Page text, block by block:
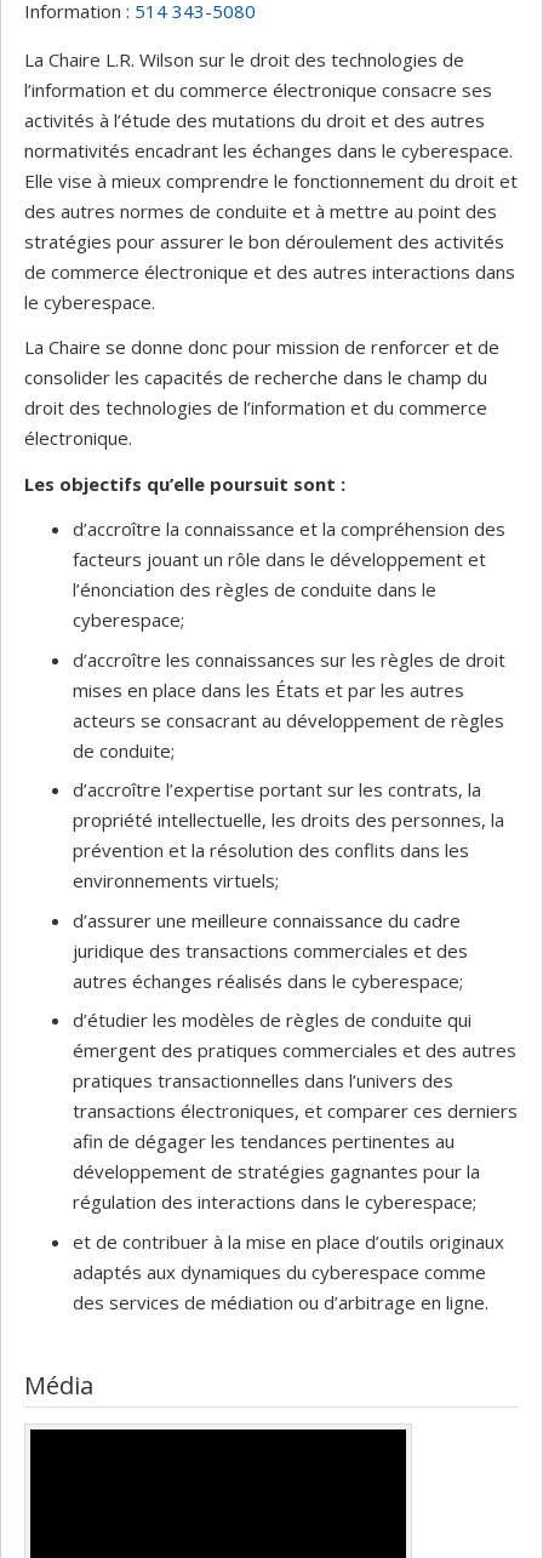
Information : 514 343-5080
La Chaire L.R. Wilson sur le droit des technologies de
l’information et du commerce électronique consacre ses
activités à l’étude des mutations du droit et des autres
normativités encadrant les échanges dans le cyberespace.
Elle vise à mieux comprendre le fonctionnement du droit et
des autres normes de conduite et à mettre au point des
stratégies pour assurer le bon déroulement des activités
de commerce électronique et des autres interactions dans
le cyberespace.
La Chaire se donne donc pour mission de renforcer et de
consolider les capacités de recherche dans le champ du
droit des technologies de l’information et du commerce
électronique.
Les objectifs qu’elle poursuit sont :
d’accroître la connaissance et la compréhension des
facteurs jouant un rôle dans le développement et
l’énonciation des règles de conduite dans le
cyberespace;
d’accroître les connaissances sur les règles de droit
mises en place dans les États et par les autres
acteurs se consacrant au développement de règles
de conduite;
d’accroître l’expertise portant sur les contrats, la
propriété intellectuelle, les droits des personnes, la
prévention et la résolution des conflits dans les
environnements virtuels;
d’assurer une meilleure connaissance du cadre
juridique des transactions commerciales et des
autres échanges réalisés dans le cyberespace;
d’étudier les modèles de règles de conduite qui
émergent des pratiques commerciales et des autres
pratiques transactionnelles dans l’univers des
transactions électroniques, et comparer ces derniers
afin de dégager les tendances pertinentes au
développement de stratégies gagnantes pour la
régulation des interactions dans le cyberespace;
et de contribuer à la mise en place d’outils originaux
adaptés aux dynamiques du cyberespace comme
des services de médiation ou d’arbitrage en ligne.
Média